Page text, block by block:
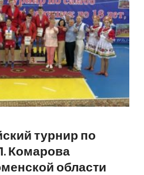
турнир по
Комарова
области